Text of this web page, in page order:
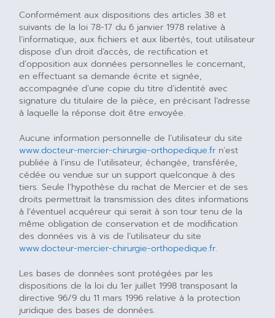
Conformément aux dispositions des articles 38 et
suivants de la loi 78-17 du 6 janvier 1978 relative à
l’informatique, aux fichiers et aux libertés, tout utilisateur
dispose d’un droit d’accès, de rectification et
d’opposition aux données personnelles le concernant,
en effectuant sa demande écrite et signée,
accompagnée d’une copie du titre d’identité avec
signature du titulaire de la pièce, en précisant l’adresse
à laquelle la réponse doit être envoyée.
Aucune information personnelle de l’utilisateur du site
www.docteur-mercier-chirurgie-orthopedique.fr n’est
publiée à l’insu de l’utilisateur, échangée, transférée,
cédée ou vendue sur un support quelconque à des
tiers. Seule l’hypothèse du rachat de Mercier et de ses
droits permettrait la transmission des dites informations
à l’éventuel acquéreur qui serait à son tour tenu de la
même obligation de conservation et de modification
des données vis à vis de l’utilisateur du site
www.docteur-mercier-chirurgie-orthopedique.fr.
Les bases de données sont protégées par les
dispositions de la loi du 1er juillet 1998 transposant la
directive 96/9 du 11 mars 1996 relative à la protection
juridique des bases de données.